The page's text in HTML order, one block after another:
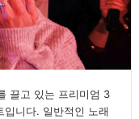
끌고 있는 프리미엄 3
니다. 일반적인 노래